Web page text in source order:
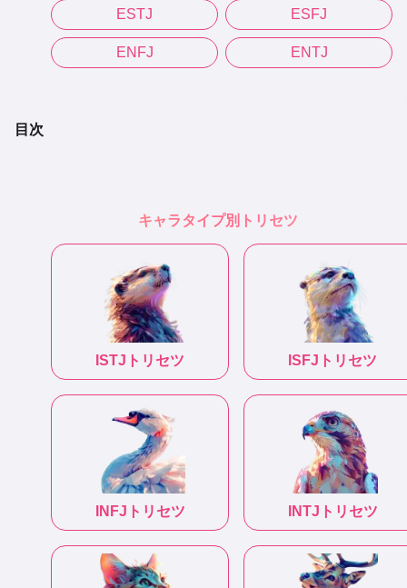
ESTJ ESFJ
ENFJ ENTJ
目次
キャラタイプ別トリセツ
ISTJ トリセツ ISFJ トリセツ
INFJ トリセツ INTJ トリセツ